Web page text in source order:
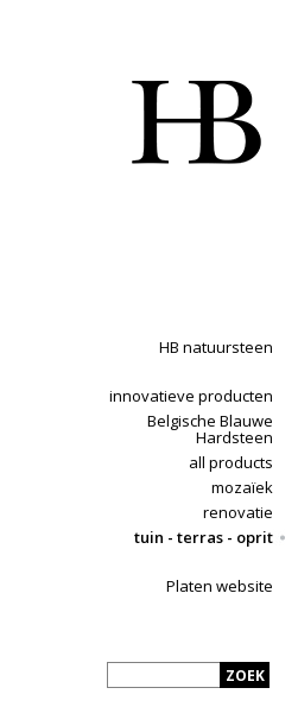
HB natuursteen
innovatieve producten
Belgische Blauwe
Hardsteen
all products
mozaïek
renovatie
tuin - terras - oprit
Platen website